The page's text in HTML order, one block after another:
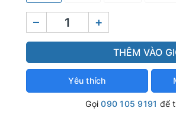
– +
THÊM VÀO
Yêu thích
Gọi090 105 9191 để